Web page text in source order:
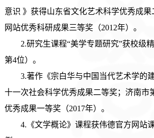
意识 》 获得山东省文化艺术科学优秀成果
网站优秀科研成果三等奖（2012年）。
2.研究生课程“美学专题研究”获校级
第4位）。
3.著作《宗白华与中国当代艺术学的
十一次社会科学优秀成果二等奖；济南市
优秀成果一等奖（2017年）。
4.《文学概论》课程获伟德官方网站